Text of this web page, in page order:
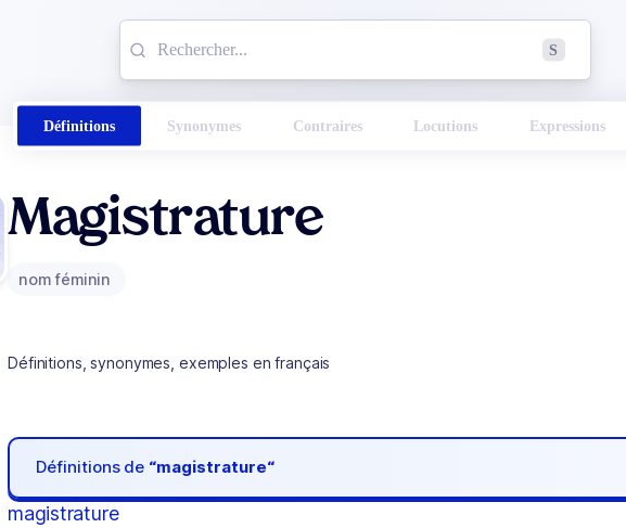
S
Définitions Synonymes Contraires Locutions Expressions
Magistrature
nom féminin
Définitions, synonymes, exemples en français
Définitions de “magistrature“
magistrature